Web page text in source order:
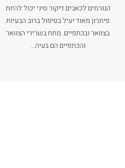
הגורמים לכאבים דיקור סיני יכול להיות
פיתרון מאוד יעיל בטיפול ברוב הבעיות
בצוואר ובכתפיים. מתח בשרירי הצוואר
והכתפיים הם בעיה…